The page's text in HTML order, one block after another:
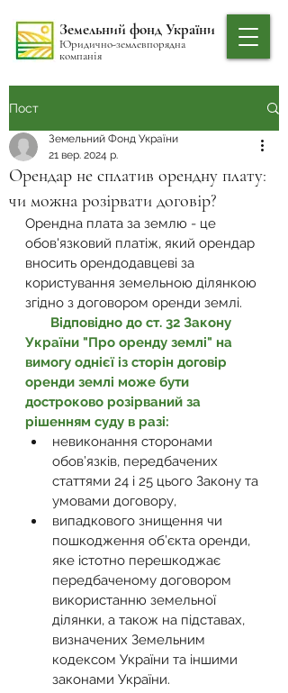
Земельний фонд України
Юридично-землевпорядна
компанія
Пост
Орендар не сплатив орендну плату:
чи можна розірвати договір?
Земельний Фонд України
21 вер. 2024 р.
Орендна плата за землю - це
обов'язковий платіж, який орендар
вносить орендодавцеві за
користування земельною ділянкою
згідно з договором оренди землі.
Відповідно до ст. 32 Закону
України "Про оренду землі" на
вимогу однієї із сторін договір
оренди землі може бути
достроково розірваний за
рішенням суду в разі:
невиконання сторонами
обов’язків, передбачених
статтями 24 і 25 цього Закону та
умовами договору,
випадкового знищення чи
пошкодження об’єкта оренди,
яке істотно перешкоджає
передбаченому договором
використанню земельної
ділянки, а також на підставах,
визначених Земельним
кодексом України та іншими
законами України.